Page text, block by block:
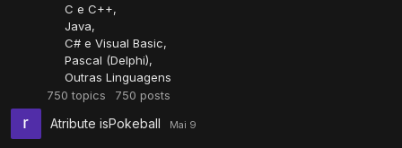
C e C++
Java
C# e Visual Basic
Pascal (Delphi)
Outras Linguagens
750 topics 750 posts
Atribute isPokeball